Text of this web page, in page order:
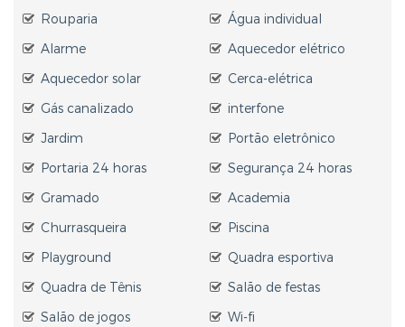
Rouparia
Água individual
Alarme
Aquecedor elétrico
Aquecedor solar
Cerca-elétrica
Gás canalizado
interfone
Jardim
Portão eletrônico
Portaria 24 horas
Segurança 24 horas
Gramado
Academia
Churrasqueira
Piscina
Playground
Quadra esportiva
Quadra de Tênis
Salão de festas
Salão de jogos
Wi-fi